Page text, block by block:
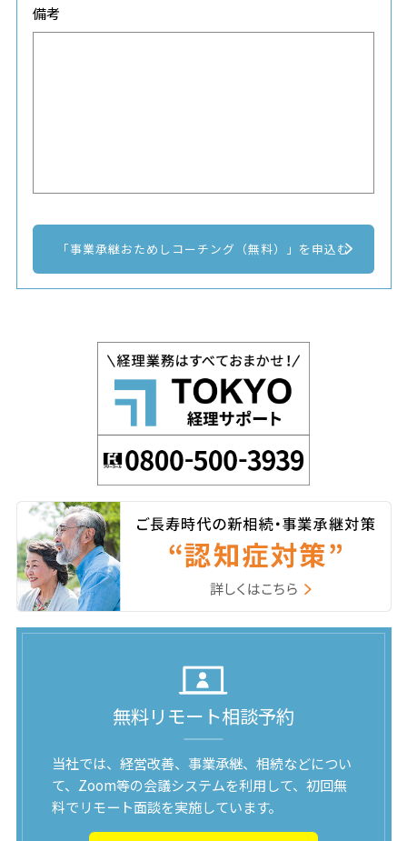
備考
「事業承継おためしコーチング（無料）」を申込む
無料リモート相談予約
当社では、経営改善、事業承継、相続などについ
て、Zoom等の会議システムを利用して、初回無
料でリモート面談を実施しています。